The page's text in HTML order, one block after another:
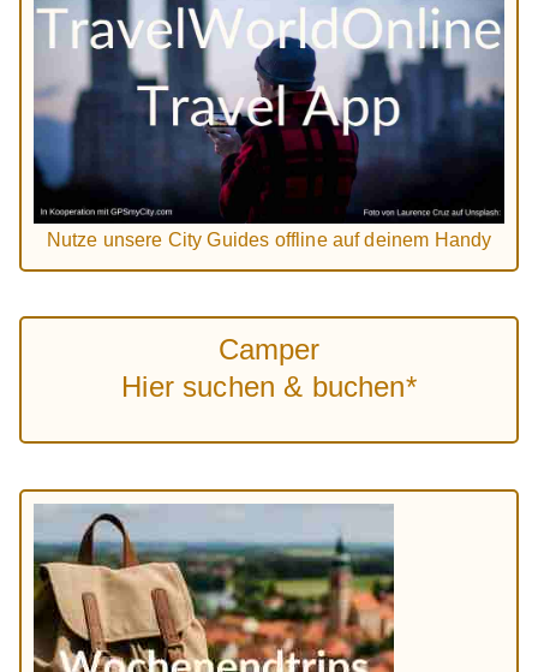
Nutze unsere City Guides offline auf deinem Handy
Camper
Hier suchen & buchen*